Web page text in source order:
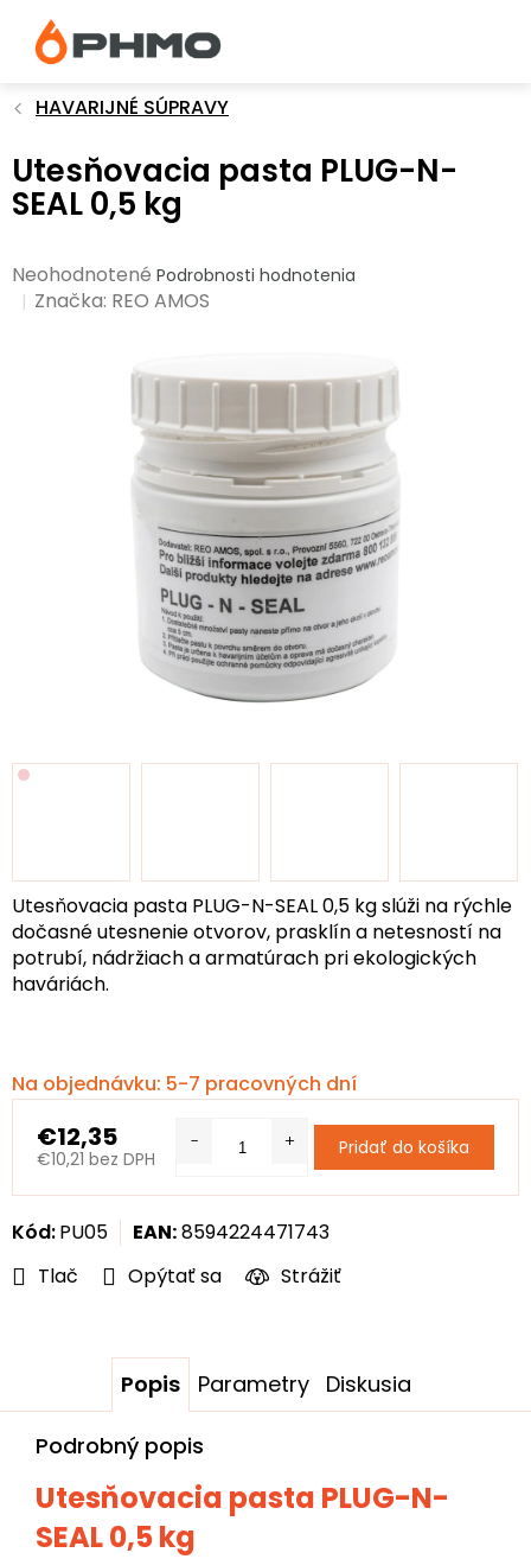
obsah
HAVARIJNÉ SÚPRAVY
Utesňovacia pasta PLUG-N-
SEAL 0,5 kg
Priemerné
hodnotenie
Neohodnotené Podrobnosti hodnotenia
Značka: REO AMOS
Utesňovacia pasta PLUG-N-SEAL 0,5 kg slúži na rýchle
dočasné utesnenie otvorov, prasklín a netesností na
potrubí, nádržiach a armatúrach pri ekologických
haváriách.
Tlač Opýtať sa Strážiť
Kód:PU05 EAN:8594224471743
Na objednávku: 5-7 pracovných dní
€12,35
€10,21 bez DPH Pridať do košíka
Popis Parametry Diskusia
Podrobný popis
Utesňovacia pasta PLUG-N-
SEAL 0,5 kg